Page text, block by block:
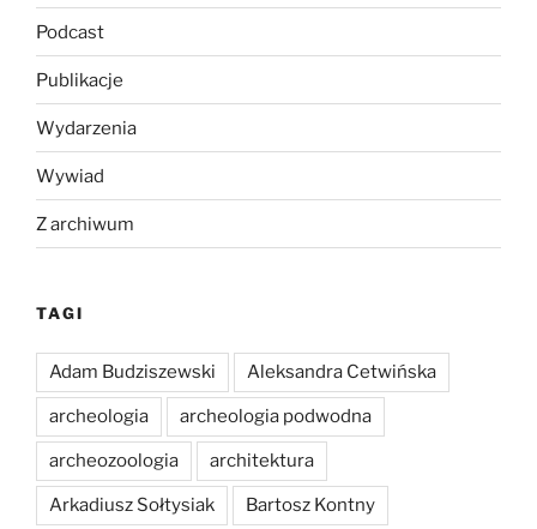
Podcast
Publikacje
Wydarzenia
Wywiad
Z archiwum
TAGI
Adam Budziszewski Aleksandra Cetwińska
archeologia archeologia podwodna
archeozoologia architektura
Arkadiusz Sołtysiak Bartosz Kontny